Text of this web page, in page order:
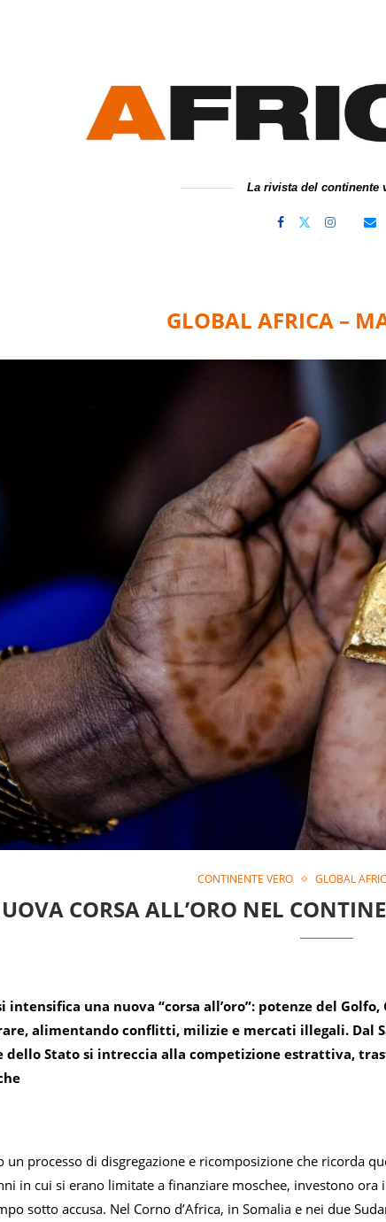
La rivista del continente
GLOBAL AFRICA –
CONTINENTE VERO GLOBAL
CORSA ALL’ORO NEL
intensifica una nuova “corsa all’oro”: potenze del
alimentando conflitti, milizie e mercati illegali. Dal
dello Stato si intreccia alla competizione estrattiva,
un processo di disgregazione e ricomposizione che ricorda
in cui si erano limitate a finanziare moschee, investono
sotto accusa. Nel Corno d’Africa, in Somalia e nei due